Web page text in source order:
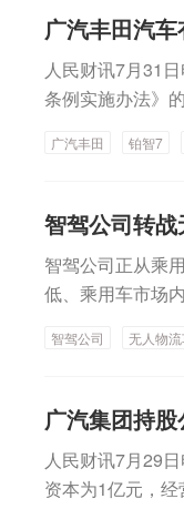
亿元回购股份专
支持华源控股：
金融机构不超
元回购股份专项
中选第十二批全
共收到可再生能
学：烟台产业园
检修*ST萃华：
美力科技：拟定
请文件轻纺城：
股份专项融资支
控股：获得金融
不超5400万元回
份专项融资支持
品获得澳大利亚
月新能源汽车产
付量、同比增长
业。零跑汽车从
车创始人、董事
汽协的人士对记
零跑外，极氪和
比增长111%，
口径）交付‌
7月交付23517辆
力打开了新的想
的新势力车企仍
广汽丰田汽
人民财讯7月31
条例实施办法》
的部分铂智7纯
广汽丰田 铂智7
智驾公司转
智驾公司正从乘
低、乘用车市场
实现向快递配送
链、熟食转运、
作，折射出一个
转向的新战场，
集体转向的核心
智驾公司 无人物
广汽集团持
人民财讯7月29
资本为1亿元，